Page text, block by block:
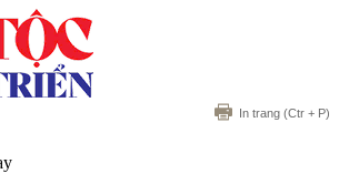
In trang (Ctr + P)